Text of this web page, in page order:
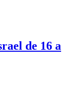
de 16 a